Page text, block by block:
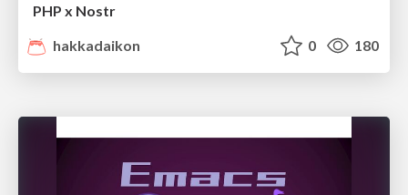
PHP x Nostr
hakkadaikon
0 180